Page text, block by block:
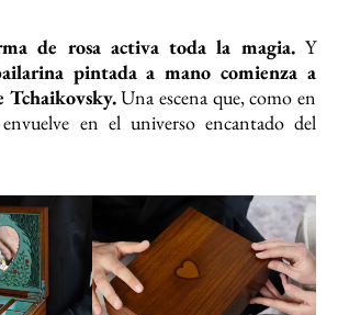
de rosa activa toda la magia.Y
pintada a mano comienza a
Una escena que, como en
en el universo encantado del